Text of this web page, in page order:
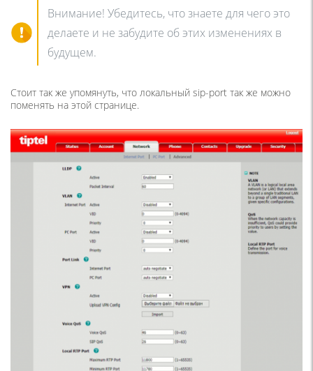
Внимание! Убедитесь, что знаете для чего это
делаете и не забудите об этих изменениях в
будущем.
Стоит так же упомянуть, что локальный sip-port так же можно
поменять на этой странице.